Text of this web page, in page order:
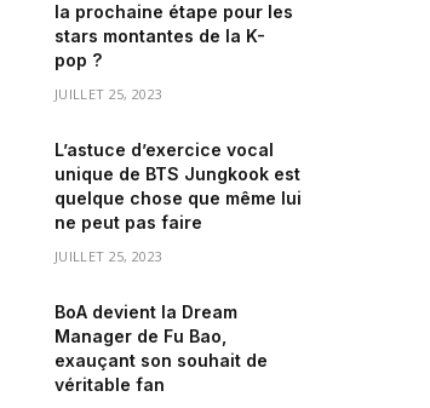
la prochaine étape pour les
stars montantes de la K-
pop ?
JUILLET 25, 2023
L’astuce d’exercice vocal
unique de BTS Jungkook est
quelque chose que même lui
ne peut pas faire
JUILLET 25, 2023
BoA devient la Dream
Manager de Fu Bao,
exauçant son souhait de
véritable fan